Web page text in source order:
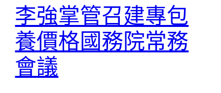
李強掌管召建專包
養價格國務院常務
會議